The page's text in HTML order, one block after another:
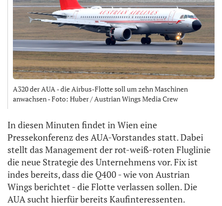
A320 der AUA - die Airbus-Flotte soll um zehn Maschinen
anwachsen - Foto: Huber / Austrian Wings Media Crew
In diesen Minuten findet in Wien eine
Pressekonferenz des AUA-Vorstandes statt. Dabei
stellt das Management der rot-weiß-roten Fluglinie
die neue Strategie des Unternehmens vor. Fix ist
indes bereits, dass die Q400 - wie von Austrian
Wings berichtet - die Flotte verlassen sollen. Die
AUA sucht hierfür bereits Kaufinteressenten.